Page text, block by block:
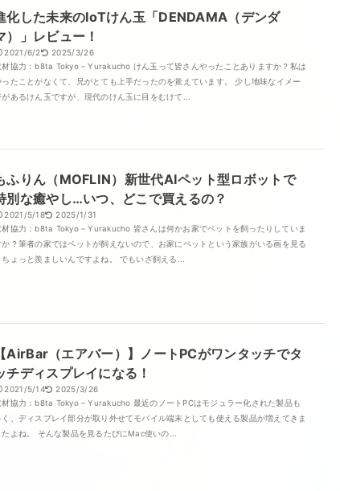
化した未来のIoTけん玉「DENDAMA（デンダ
）」レビュー！
2021/6/2 2025/3/26
材協力：b8ta Tokyo – Yurakucho けん玉って皆さんやったことありますか？私は
ったことがなくて、兄がとても上手だったのを覚えています。 少し地味なイメー
があるけん玉ですが、現代のけん玉に目をむけて...
ふりん（MOFLIN）新世代AIペット型ロボットで
別な癒やし…いつ、どこで買えるの？
2021/5/18 2025/1/31
材協力：b8ta Tokyo – Yurakucho 皆さんは何かお家でペットを飼ったりしていま
か？筆者の家ではペットが飼えないので、お家にペットという家族がいる画を見る
ちょっと羨ましいんですよね。 でもいざ飼える...
AirBar（エアバー）】ノートPCがワンタッチでタ
チディスプレイになる！
2021/5/14 2025/3/26
材協力：b8ta Tokyo – Yurakucho 最近のノートPCはモジュラー化された製品も
く、ディスプレイ部分が取り外せてモバイル端末としても使える製品が増えてきま
たよね。 そんな製品を見るたびにMac使いの...